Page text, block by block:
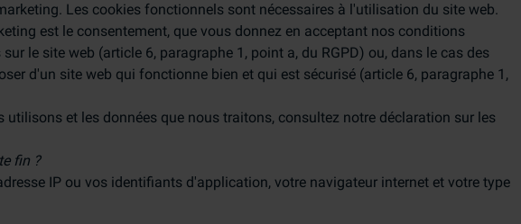
Les cookies fonctionnels sont nécessaires à l'utilisation du site web.
est le consentement, que vous donnez en acceptant nos conditions
le site web (article 6, paragraphe 1, point a, du RGPD) ou, dans le cas des
d'un site web qui fonctionne bien et qui est sécurisé (article 6, paragraphe 1,
et les données que nous traitons, consultez notre déclaration sur les
fin ?
IP ou vos identifiants d'application, votre navigateur internet et votre type